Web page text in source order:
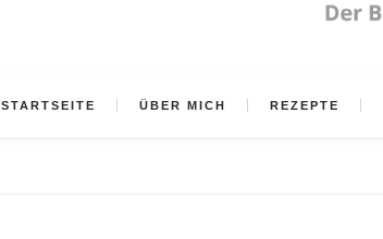
STARTSEITE ÜBER MICH REZEPTE